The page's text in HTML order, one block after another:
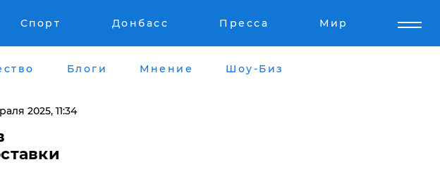
Спорт Донбасс Пресса Мир
Блоги Мнение Шоу-Биз
2025, 11:34